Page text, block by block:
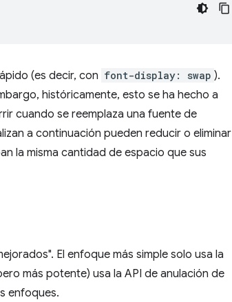
(es decir, con font-display: swap ).
históricamente, esto se ha hecho a
cuando se reemplaza una fuente de
a continuación pueden reducir o eliminar
la misma cantidad de espacio que sus
El enfoque más simple solo usa la
más potente) usa la API de anulación de
enfoques.